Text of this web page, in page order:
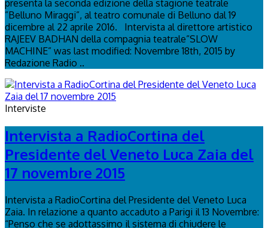
presenta la seconda edizione della stagione teatrale
”Belluno Miraggi”, al teatro comunale di Belluno dal 19
dicembre al 22 aprile 2016. Intervista al direttore artistico
RAJEEV BADHAN della compagnia teatrale”SLOW
MACHINE” was last modified: Novembre 18th, 2015 by
Redazione Radio ..
Interviste
Intervista a RadioCortina del
Presidente del Veneto Luca Zaia del
17 novembre 2015
Intervista a RadioCortina del Presidente del Veneto Luca
Zaia. In relazione a quanto accaduto a Parigi il 13 Novembre:
“Penso che se adottassimo il sistema di chiudere le